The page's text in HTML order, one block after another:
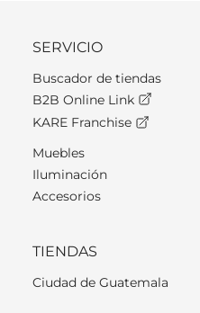
SERVICIO
Buscador de tiendas
B2B Online Link
KARE Franchise
Muebles
Iluminación
Accesorios
TIENDAS
Ciudad de Guatemala